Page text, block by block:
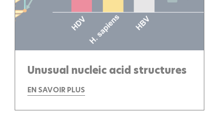
Unusual nucleic acid structures
EN SAVOIR PLUS